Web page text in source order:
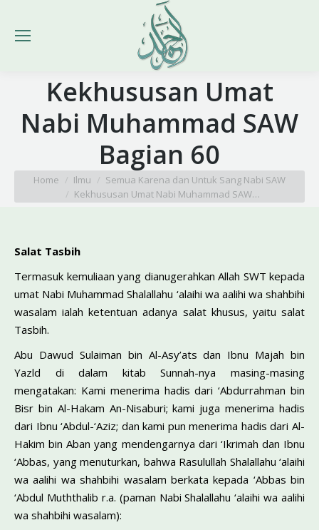
Kekhususan Umat
Nabi Muhammad SAW
Bagian 60
You are here:
Home Ilmu
Semua Karena dan Untuk Sang Nabi SAW
Kekhususan Umat Nabi Muhammad SAW…
Salat Tasbih
Termasuk kemuliaan yang dianugerahkan Allah SWT kepada
umat Nabi Muhammad Shalallahu ‘alaihi wa aalihi wa shahbihi
wasalam ialah ketentuan adanya salat khusus, yaitu salat
Tasbih.
Abu Dawud Sulaiman bin Al-Asy’ats dan Ibnu Majah bin
Yazld di dalam kitab Sunnah-nya masing-masing
mengatakan: Kami menerima hadis dari ‘Abdurrahman bin
Bisr bin Al-Hakam An-Nisaburi; kami juga menerima hadis
dari Ibnu ‘Abdul-‘Aziz; dan kami pun menerima hadis dari Al-
Hakim bin Aban yang mendengarnya dari ‘Ikrimah dan Ibnu
‘Abbas, yang menuturkan, bahwa Rasulullah Shalallahu ‘alaihi
wa aalihi wa shahbihi wasalam berkata kepada ‘Abbas bin
‘Abdul Muththalib r.a. (paman Nabi Shalallahu ‘alaihi wa aalihi
wa shahbihi wasalam):